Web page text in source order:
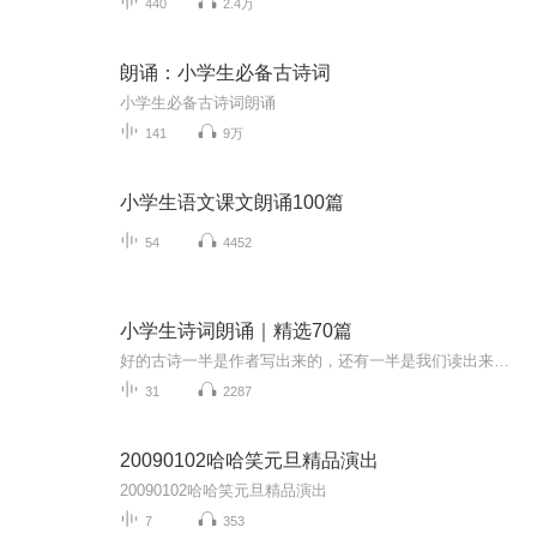
440 2.4万
朗诵：小学生必备古诗词
小学生必备古诗词朗诵
141 9万
小学生语文课文朗诵100篇
54 4452
小学生诗词朗诵｜精选70篇
31 2287
20090102哈哈笑元旦精品演出
20090102哈哈笑元旦精品演出
7 353